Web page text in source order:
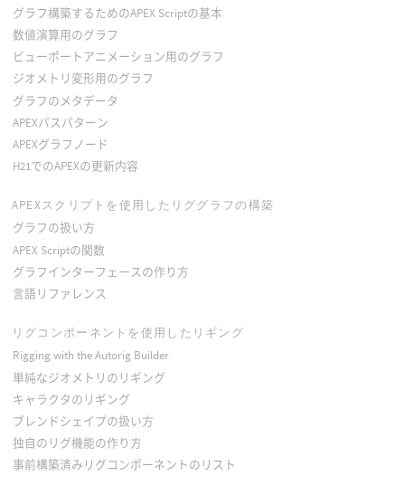
グラフ構築するためのAPEX Scriptの基本
数値演算用のグラフ
ビューポートアニメーション用のグラフ
ジオメトリ変形用のグラフ
グラフのメタデータ
APEXパスパターン
APEXグラフノード
H21でのAPEXの更新内容
APEXスクリプトを使用したリググラフの構築
グラフの扱い方
APEX Scriptの関数
グラフインターフェースの作り方
言語リファレンス
リグコンポーネントを使用したリギング
Rigging with the Autorig Builder
単純なジオメトリのリギング
キャラクタのリギング
ブレンドシェイプの扱い方
独自のリグ機能の作り方
事前構築済みリグコンポーネントのリスト